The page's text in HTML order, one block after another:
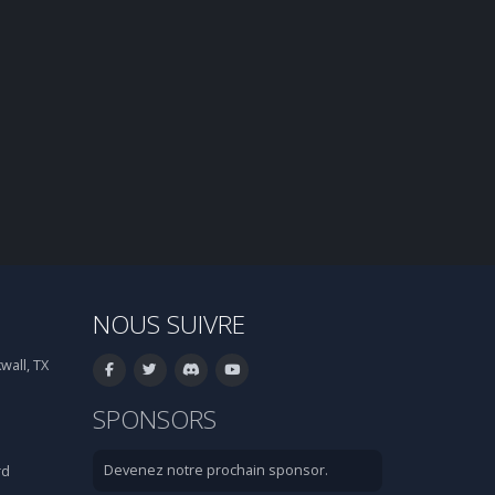
TX
NOUS SUIVRE
SPONSORS
Devenez notre prochain sponsor.